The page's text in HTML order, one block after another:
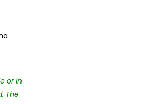
or in
The